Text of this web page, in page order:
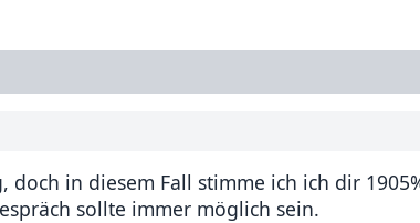
in diesem Fall stimme ich ich dir
sollte immer möglich sein.